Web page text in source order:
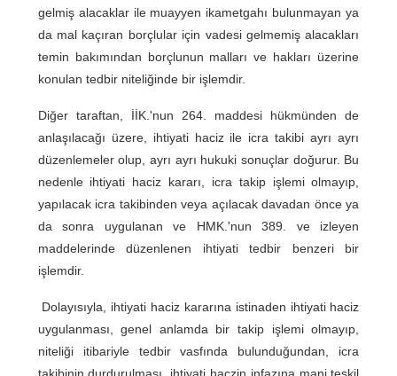
gelmiş alacaklar ile muayyen ikametgahı bulunmayan ya
da mal kaçıran borçlular için vadesi gelmemiş alacakları
temin bakımından borçlunun malları ve hakları üzerine
konulan tedbir niteliğinde bir işlemdir.
Diğer taraftan, İİK.'nun 264. maddesi hükmünden de
anlaşılacağı üzere, ihtiyati haciz ile icra takibi ayrı ayrı
düzenlemeler olup, ayrı ayrı hukuki sonuçlar doğurur. Bu
nedenle ihtiyati haciz kararı, icra takip işlemi olmayıp,
yapılacak icra takibinden veya açılacak davadan önce ya
da sonra uygulanan ve HMK.'nun 389. ve izleyen
maddelerinde düzenlenen ihtiyati tedbir benzeri bir
işlemdir.
Dolayısıyla, ihtiyati haciz kararına istinaden ihtiyati haciz
uygulanması, genel anlamda bir takip işlemi olmayıp,
niteliği itibariyle tedbir vasfında bulunduğundan, icra